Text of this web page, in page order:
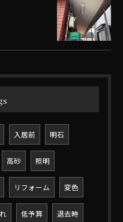
入居前 明石
高砂 照明
リフォーム 変色
低予算 退去時